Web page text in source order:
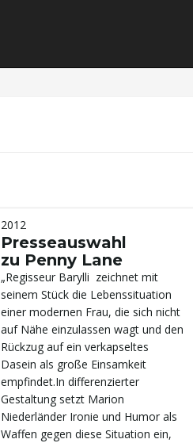
2012
Presseauswahl
zu Penny Lane
„Regisseur Barylli zeichnet mit
seinem Stück die Lebenssituation
einer modernen Frau, die sich nicht
auf Nähe einzulassen wagt und den
Rückzug auf ein verkapseltes
Dasein als große Einsamkeit
empfindet.In differenzierter
Gestaltung setzt Marion
Niederländer Ironie und Humor als
Waffen gegen diese Situation ein,